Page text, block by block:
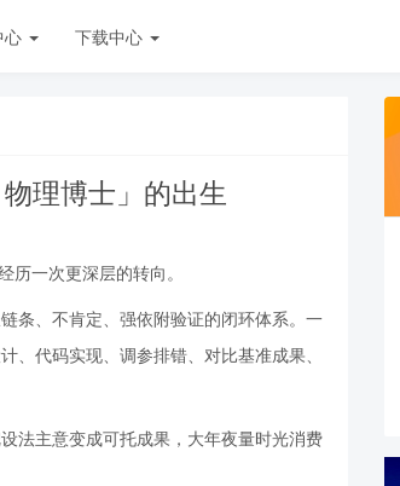
心 下载中心
理博士」的出生
一次更深层的转向。
条、不肯定、强依附验证的闭环体系。一
、代码实现、调参排错、对比基准成果、
法主意变成可托成果，大年夜量时光消费